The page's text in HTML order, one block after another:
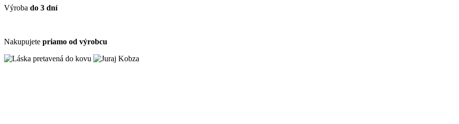
Výroba do 3 dní
Nakupujete priamo od výrobcu